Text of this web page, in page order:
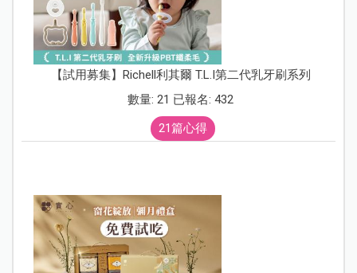
【試用募集】Richell利其爾 T.L.I第二代乳牙刷系列
數量: 21 已報名: 432
21篇心得